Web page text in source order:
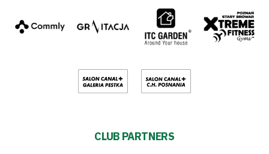
CLUB PARTNERS